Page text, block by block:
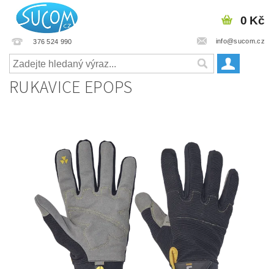
376 524 990 info@sucom.cz
0 Kč
RUKAVICE EPOPS